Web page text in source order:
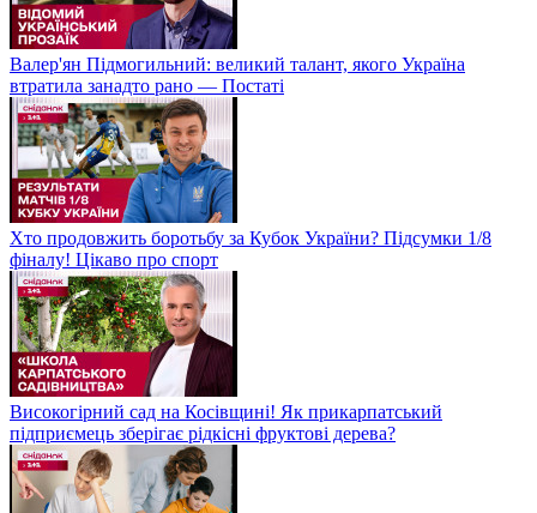
Валер'ян Підмогильний: великий талант, якого Україна
втратила занадто рано — Постаті
Хто продовжить боротьбу за Кубок України? Підсумки 1/8
фіналу! Цікаво про спорт
Високогірний сад на Косівщині! Як прикарпатський
підприємець зберігає рідкісні фруктові дерева?